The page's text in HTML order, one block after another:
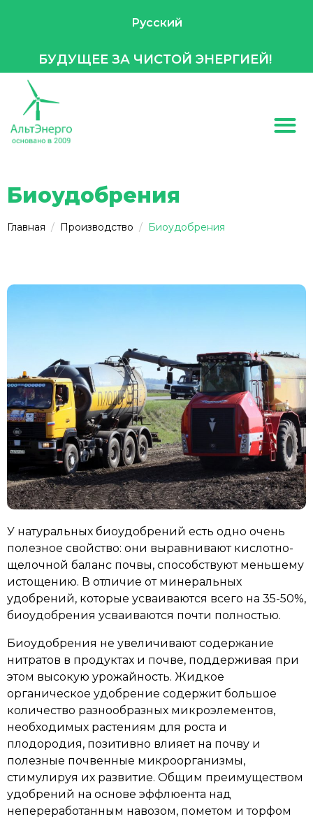
Русский
БУДУЩЕЕ ЗА ЧИСТОЙ ЭНЕРГИЕЙ!
Биоудобрения
Главная Производство Биоудобрения
У натуральных биоудобрений есть одно очень
полезное свойство: они выравнивают кислотно-
щелочной баланс почвы, способствуют меньшему
истощению. В отличие от минеральных
удобрений, которые усваиваются всего на 35-50%,
биоудобрения усваиваются почти полностью.
Биоудобрения не увеличивают содержание
нитратов в продуктах и почве, поддерживая при
этом высокую урожайность. Жидкое
органическое удобрение содержит большое
количество разнообразных микроэлементов,
необходимых растениям для роста и
плодородия, позитивно влияет на почву и
полезные почвенные микроорганизмы,
стимулируя их развитие. Общим преимуществом
удобрений на основе эффлюента над
непереработанным навозом, пометом и торфом